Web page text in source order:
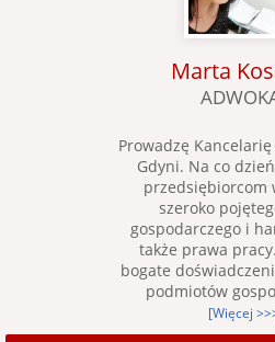
Marta
Prowadzę
Gdyni. Na co
przedsiębiorcom
szeroko
gospodarczego i
także prawa
bogate
podmiotów
[Więcej